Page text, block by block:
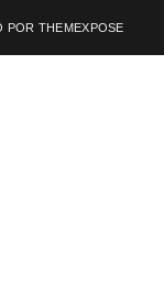
POR THEMEXPOSE